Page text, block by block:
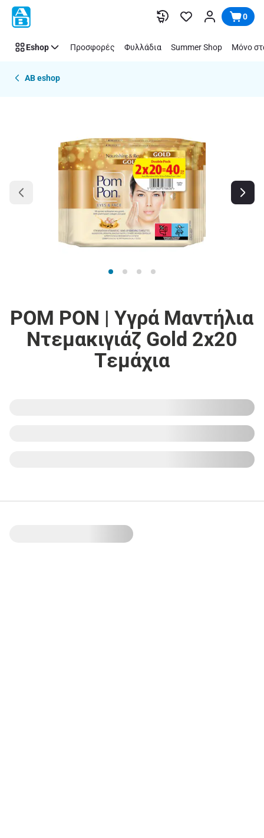
Παράλειψη 0
Eshop Προσφορές Φυλλάδια Summer Shop Μόνο
AB eshop
POM PON | Υγρά Μαντήλια
Ντεμακιγιάζ Gold 2x20
Tεμάχια